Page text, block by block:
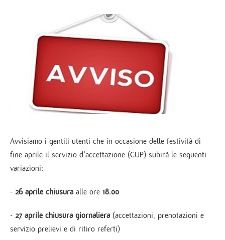
Avvisiamo i gentili utenti che in occasione delle festività di
fine aprile il servizio d'accettazione (CUP) subirà le seguenti
variazioni:
- 26 aprile chiusura alle ore 18.00
- 27 aprile chiusura giornaliera (accettazioni, prenotazioni e
servizio prelievi e di ritiro referti)